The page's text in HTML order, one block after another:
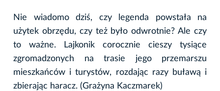
Nie wiadomo dziś, czy legenda powstała na
użytek obrzędu, czy też było odwrotnie? Ale czy
to ważne. Lajkonik corocznie cieszy tysiące
zgromadzonych na trasie jego przemarszu
mieszkańców i turystów, rozdając razy buławą i
zbierając haracz. (Grażyna Kaczmarek)